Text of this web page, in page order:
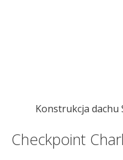
Konstrukcja dachu
Checkpoint